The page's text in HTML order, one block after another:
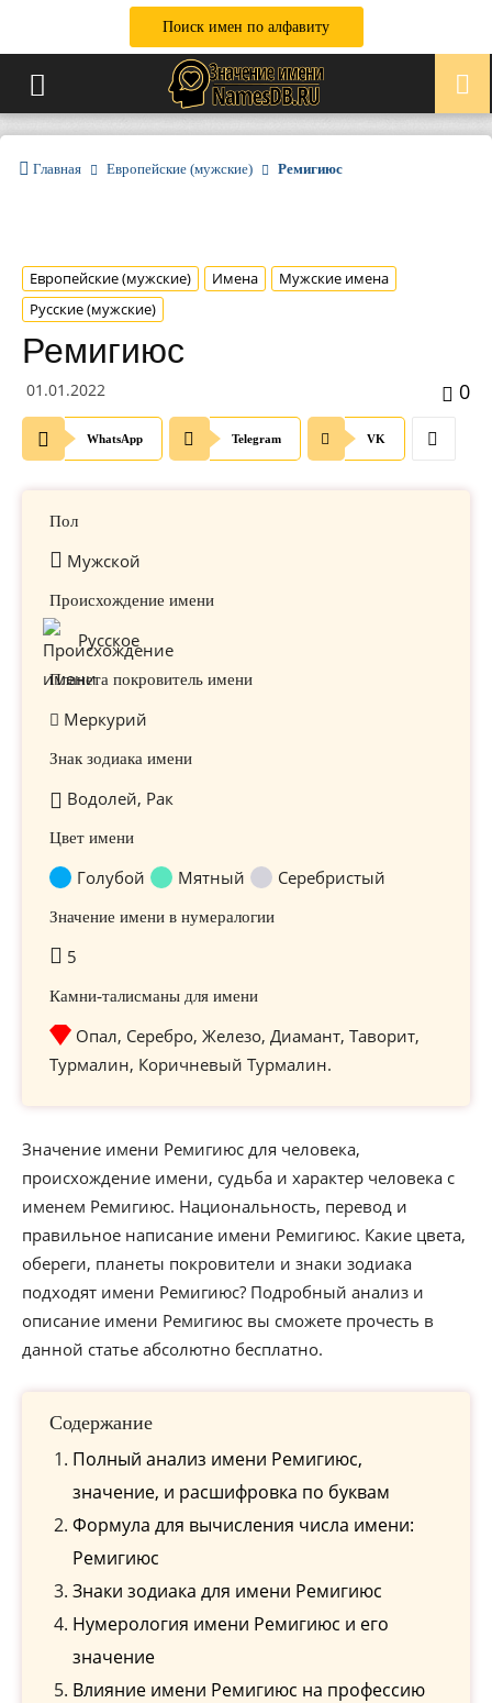
Поиск имен по алфавиту
Главная Европейские (мужские) Ремигиюс
Европейские (мужские) Имена
Мужские имена
Русские (мужские)
Ремигиюс
01.01.2022 0
WhatsApp Telegram VK
Пол
Мужской
Происхождение имени
Русское
Планета покровитель имени
Меркурий
Знак зодиака имени
Водолей, Рак
Цвет имени
Голубой Мятный Серебристый
Значение имени в нумералогии
5
Камни-талисманы для имени
Опал, Серебро, Железо, Диамант, Таворит,
Турмалин, Коричневый Турмалин.
Значение имени Ремигиюс для человека,
происхождение имени, судьба и характер человека с
именем Ремигиюс. Национальность, перевод и
правильное написание имени Ремигиюс. Какие цвета,
обереги, планеты покровители и знаки зодиака
подходят имени Ремигиюс? Подробный анализ и
описание имени Ремигиюс вы сможете прочесть в
данной статье абсолютно бесплатно.
Содержание
Полный анализ имени Ремигиюс,
значение, и расшифровка по буквам
Формула для вычисления числа имени:
Ремигиюс
Знаки зодиака для имени Ремигиюс
Нумерология имени Ремигиюс и его
значение
Влияние имени Ремигиюс на профессию